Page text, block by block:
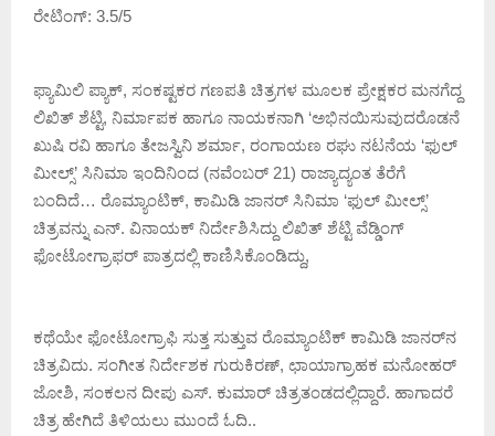
ರೇಟಿಂಗ್: 3.5/5
ಫ್ಯಾಮಿಲಿ ಪ್ಯಾಕ್, ಸಂಕಷ್ಟಕರ ಗಣಪತಿ ಚಿತ್ರಗಳ ಮೂಲಕ ಪ್ರೇಕ್ಷಕರ ಮನಗೆದ್ದ
ಲಿಖಿತ್ ಶೆಟ್ಟಿ, ನಿರ್ಮಾಪಕ ಹಾಗೂ ನಾಯಕನಾಗಿ ‘ಅಭಿನಯಿಸುವುದರೊಡನೆ
ಖುಷಿ ರವಿ ಹಾಗೂ ತೇಜಸ್ವಿನಿ ಶರ್ಮಾ, ರಂಗಾಯಣ ರಘು ನಟನೆಯ ‘ಫುಲ್
ಮೀಲ್ಸ್’ ಸಿನಿಮಾ ಇಂದಿನಿಂದ (ನವೆಂಬರ್ 21) ರಾಜ್ಯಾದ್ಯಂತ ತೆರೆಗೆ
ಬಂದಿದೆ… ರೊಮ್ಯಾಂಟಿಕ್, ಕಾಮಿಡಿ ಜಾನರ್ ಸಿನಿಮಾ ‘ಫುಲ್ ಮೀಲ್ಸ್’
ಚಿತ್ರವನ್ನು ಎನ್. ವಿನಾಯಕ್ ನಿರ್ದೇಶಿಸಿದ್ದು ಲಿಖಿತ್ ಶೆಟ್ಟಿ ವೆಡ್ಡಿಂಗ್
ಫೋಟೋಗ್ರಾಫರ್ ಪಾತ್ರದಲ್ಲಿ ಕಾಣಿಸಿಕೊಂಡಿದ್ದು,
ಕಥೆಯೇ ಫೋಟೋಗ್ರಾಫಿ ಸುತ್ತ ಸುತ್ತುವ ರೊಮ್ಯಾಂಟಿಕ್ ಕಾಮಿಡಿ ಜಾನರ್‌ನ
ಚಿತ್ರವಿದು. ಸಂಗೀತ ನಿರ್ದೇಶಕ ಗುರುಕಿರಣ್, ಛಾಯಾಗ್ರಾಹಕ ಮನೋಹರ್
ಜೋಶಿ, ಸಂಕಲನ ದೀಪು ಎಸ್. ಕುಮಾರ್ ಚಿತ್ರತಂಡದಲ್ಲಿದ್ದಾರೆ. ಹಾಗಾದರೆ
ಚಿತ್ರ ಹೇಗಿದೆ ತಿಳಿಯಲು ಮುಂದೆ ಓದಿ..